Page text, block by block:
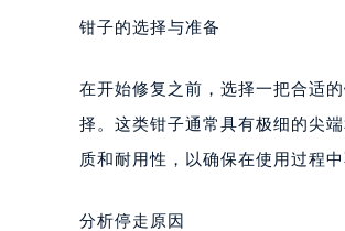
钳子的选择与准备
在开始修复之前，选择一把合适
择。这类钳子通常具有极细的尖
质和耐用性，以确保在使用过程
分析停走原因